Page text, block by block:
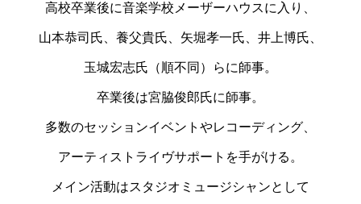
高校卒業後に音楽学校メーザーハウスに入り、
山本恭司氏、養父貴氏、矢堀孝一氏、井上博氏、
玉城宏志氏（順不同）らに師事。
卒業後は宮脇俊郎氏に師事。
多数のセッションイベントやレコーディング、
アーティストライヴサポートを手がける。
メイン活動はスタジオミュージシャンとして